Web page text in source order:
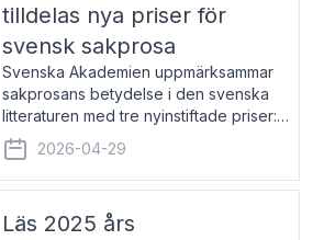
tilldelas nya priser för
svensk sakprosa
Svenska Akademien uppmärksammar
sakprosans betydelse i den svenska
litteraturen med tre nyinstiftade priser:
Svenska Akademiens pris till
framstående författare av svensk
sakprosa som i år går till Magnus
2026-04-29
Läs 2025 års